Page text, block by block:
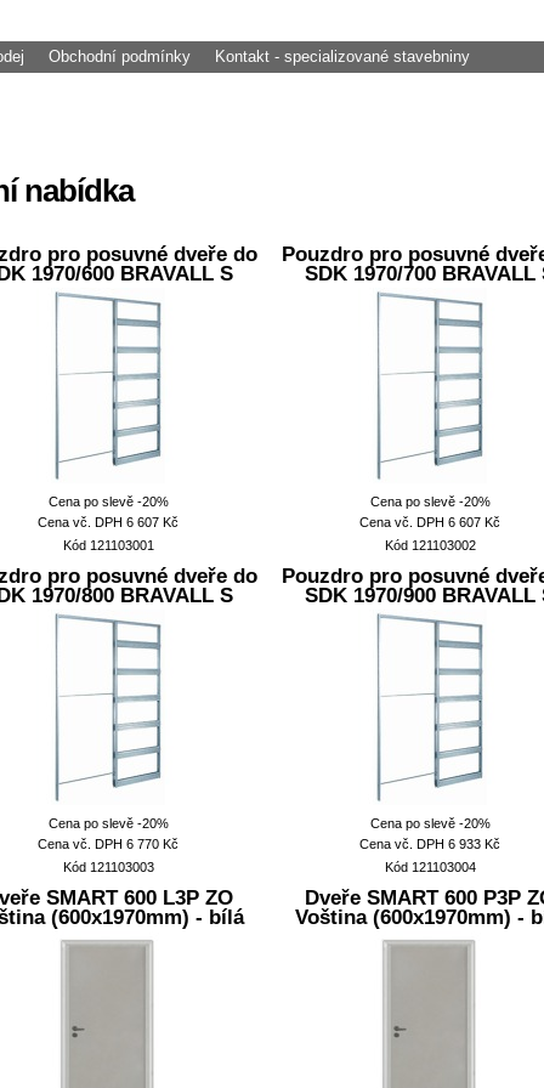
Obchodní podmínky Kontakt - specializované stavebniny
nabídka
pro posuvné dveře do
1970/600 BRAVALL S
Cena po slevě -20%
Cena vč. DPH 6 607 Kč
Kód 121103001
Pouzdro pro posuvné
SDK 1970/700 BRAVALL
Cena po slevě -20%
Cena vč. DPH 6 607 Kč
Kód 121103002
pro posuvné dveře do
1970/800 BRAVALL S
Cena po slevě -20%
Cena vč. DPH 6 770 Kč
Kód 121103003
Pouzdro pro posuvné
SDK 1970/900 BRAVALL
Cena po slevě -20%
Cena vč. DPH 6 933 Kč
Kód 121103004
SMART 600 L3P ZO
(600x1970mm) - bílá
Dveře SMART 600 P3P
Voština (600x1970mm) -